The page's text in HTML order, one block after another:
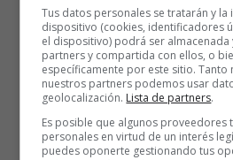
textos en ingles
Stories in English
Leer más: Serial Killers in
San Juan's Night: A
Tus datos personales se tratarán y
dispositivo (cookies, identificadores
el dispositivo) podrá ser
partners y compartida con ellos, o
específicamente por este sitio.
nuestros partners podemos usar
geolocalización. Lista de partners.
Es posible que algunos proveedores
personales en virtud de un interés
puedes oponerte gestionando tus